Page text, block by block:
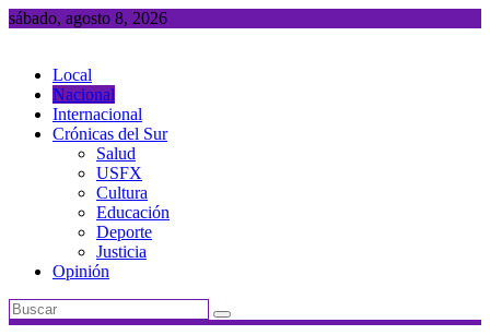
Saltar
sábado, agosto 8, 2026
Local
Nacional
Internacional
Crónicas del Sur
Salud
USFX
Cultura
Educación
Deporte
Justicia
Opinión